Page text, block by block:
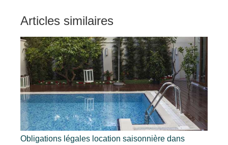
Articles similaires
Obligations légales location saisonnière dans